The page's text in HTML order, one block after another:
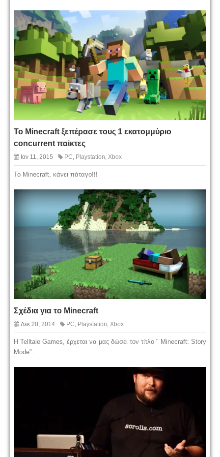
Το Minecraft ξεπέρασε τους 1 εκατομμύριο
concurrent παίκτες
Ιαν 11, 2015 PC, Playstation, Xbox
Το Minecraft, κάνει πάταγο!!!
Σχέδια για το Minecraft
Δεκ 20, 2014 PC Playstation Xbox
Η Telltale Games, έρχεται να μας δώσει τον τίτλο " Minecraft: Story
Mode".